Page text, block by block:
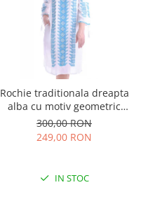
Rochie traditionala dreapta
alba cu motiv geometric
albastru Tania
300,00 RON
249,00 RON
IN STOC